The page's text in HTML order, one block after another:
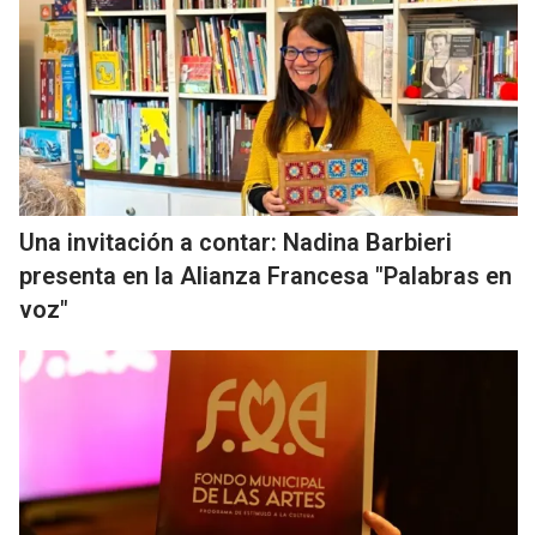
Una invitación a contar: Nadina Barbieri
presenta en la Alianza Francesa "Palabras en
voz"